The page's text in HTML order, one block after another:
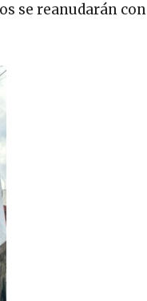
se reanudarán con